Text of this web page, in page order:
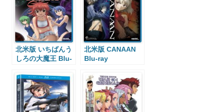
北米版 いちばんう
しろの大魔王 Blu-
北米版 CANAAN
Blu-ray